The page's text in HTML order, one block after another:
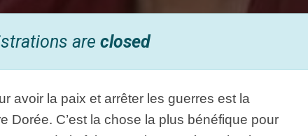
are closed
avoir la paix et arrêter les guerres est la
Dorée. C’est la chose la plus bénéfique pour